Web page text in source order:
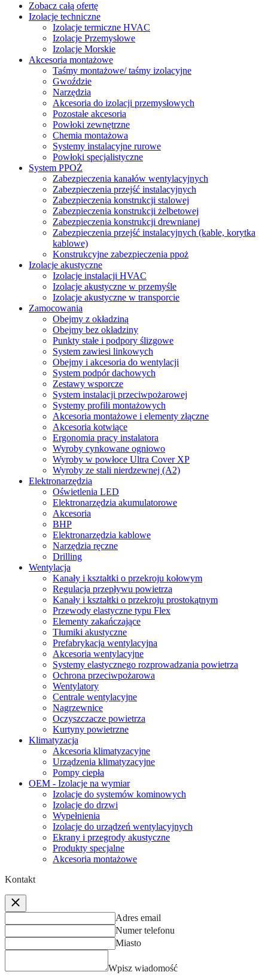
Zobacz całą ofertę
Izolacje techniczne
Izolacje termiczne HVAC
Izolacje Przemysłowe
Izolacje Morskie
Akcesoria montażowe
Taśmy montażowe/ taśmy izolacyjne
Gwoździe
Narzędzia
Akcesoria do izolacji przemysłowych
Pozostałe akcesoria
Powłoki zewnętrzne
Chemia montażowa
Systemy instalacyjne rurowe
Powłoki specjalistyczne
System PPOŻ
Zabezpieczenia kanałów wentylacyjnych
Zabezpieczenia przejść instalacyjnych
Zabezpieczenia konstrukcji stalowej
Zabezpieczenia konstrukcji żelbetowej
Zabezpieczenia konstrukcji drewnianej
Zabezpieczenia przejść instalacyjnych (kable, korytka
kablowe)
Konstrukcyjne zabezpieczenia ppoż
Izolacje akustyczne
Izolacje instalacji HVAC
Izolacje akustyczne w przemyśle
Izolacje akustyczne w transporcie
Zamocowania
Obejmy z okładziną
Obejmy bez okładziny
Punkty stałe i podpory ślizgowe
System zawiesi linkowych
Obejmy i akcesoria do wentylacji
System podpór dachowych
Zestawy wsporcze
System instalacji przeciwpożarowej
Systemy profili montażowych
Akcesoria montażowe i elementy złączne
Akcesoria kotwiące
Ergonomia pracy instalatora
Wyroby cynkowane ogniowo
Wyroby w powłoce Ultra Cover XP
Wyroby ze stali nierdzewnej (A2)
Elektronarzędzia
Oświetlenia LED
Elektronarzędzia akumulatorowe
Akcesoria
BHP
Elektronarzędzia kablowe
Narzędzia ręczne
Drilling
Wentylacja
Kanały i kształtki o przekroju kołowym
Regulacja przepływu powietrza
Kanały i kształtki o przekroju prostokątnym
Przewody elastyczne typu Flex
Elementy zakańczające
Tłumiki akustyczne
Prefabrykacja wentylacyjna
Akcesoria wentylacyjne
Systemy elastycznego rozprowadzania powietrza
Ochrona przeciwpożarowa
Wentylatory
Centrale wentylacyjne
Nagrzewnice
Oczyszczacze powietrza
Kurtyny powietrzne
Klimatyzacja
Akcesoria klimatyzacyjne
Urządzenia klimatyzacyjne
Pompy ciepła
OEM - Izolacje na wymiar
Izolacje do systemów kominowych
Izolacje do drzwi
Wypełnienia
Izolacje do urządzeń wentylacyjnych
Ekrany i przegrody akustyczne
Produkty specjalne
Akcesoria montażowe
Kontakt
Adres email
Numer telefonu
Miasto
Wpisz wiadomość